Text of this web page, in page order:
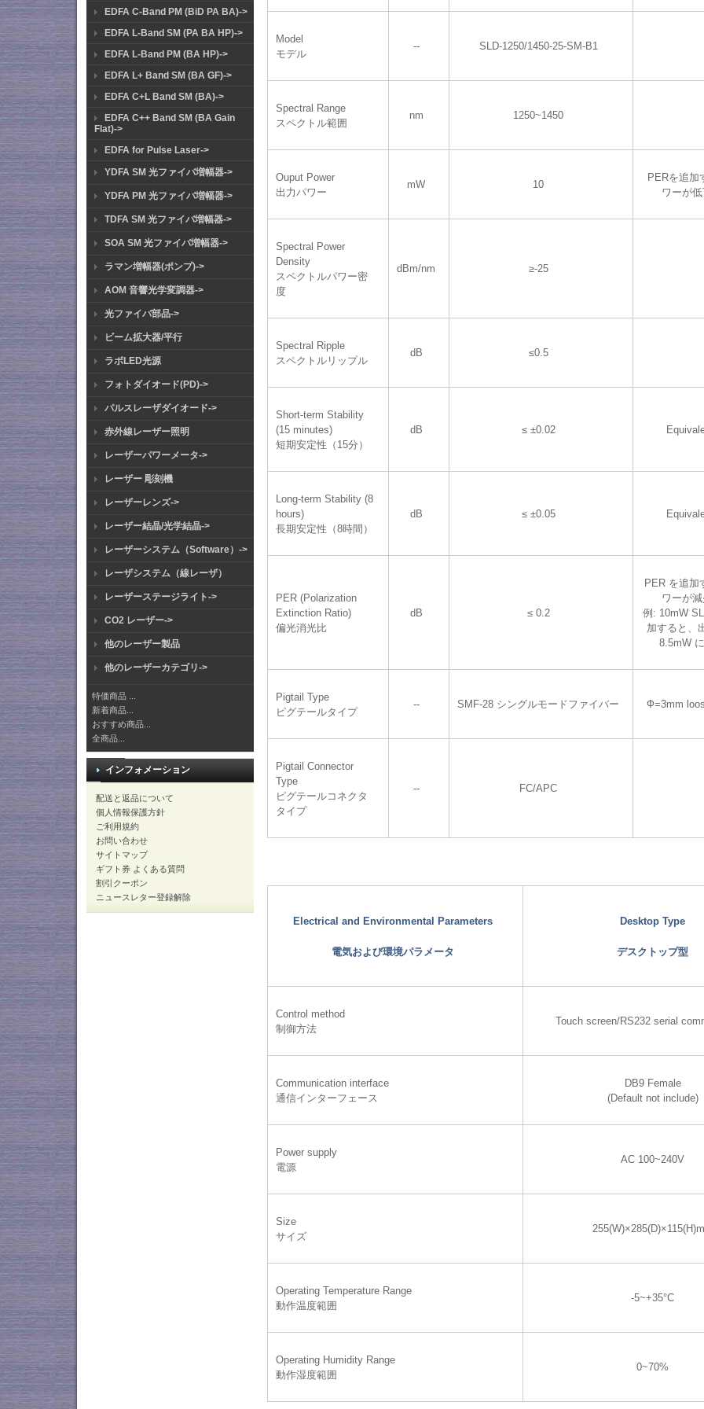
EDFA C-Band PM (BiD PA BA)->
EDFA L-Band SM (PA BA HP)->
EDFA L-Band PM (BA HP)->
EDFA L+ Band SM (BA GF)->
EDFA C+L Band SM (BA)->
EDFA C++ Band SM (BA Gain
Flat)->
EDFA for Pulse Laser->
YDFA SM 光ファイバ増幅器->
YDFA PM 光ファイバ増幅器->
TDFA SM 光ファイバ増幅器->
SOA SM 光ファイバ増幅器->
ラマン増幅器(ポンプ)->
AOM 音響光学変調器->
光ファイバ部品->
ビーム拡大器/平行
ラボLED光源
フォトダイオード(PD)->
パルスレーザダイオード->
赤外線レーザー照明
レーザーパワーメータ->
レーザー 彫刻機
レーザーレンズ->
レーザー結晶/光学結晶->
レーザーシステム（Software）->
レーザシステム（線レーザ）
レーザーステージライト->
CO2 レーザー->
他のレーザー製品
他のレーザーカテゴリ->
特価商品 ...
新着商品...
おすすめ商品...
全商品...
インフォメーション
配送と返品について
個人情報保護方針
ご利用規約
お問い合わせ
サイトマップ
ギフト券 よくある質問
割引クーポン
ニュースレター登録解除
Model
モデル
-- SLD-1250/1450-25-SM-B1
Spectral Range
スペクトル範囲
nm 1250~1450
Ouput Power
出力パワー
mW 10
PERを追加
ワーが
Spectral Power
Density
スペクトルパワー密
度
dBm/nm ≥-25
Spectral Ripple
スペクトルリップル
dB ≤0.5
Short-term Stability
(15 minutes)
短期安定性（15分）
dB ≤ ±0.02
Long-term Stability (8
hours)
長期安定性（8時間）
dB ≤ ±0.05
PER (Polarization
Extinction Ratio)
偏光消光比
dB ≤ 0.2
PER を追加
ワーが
例: 10mW
加すると、
8.5mW
Pigtail Type
ピグテールタイプ
-- SMF-28 シングルモードファイバー Ф=3mm
Pigtail Connector
Type
ピグテールコネクタ
タイプ
-- FC/APC
Electrical and Environmental Parameters
電気および環境パラメータ
Desktop Type
デスクトップ型
Control method
制御方法
Touch screen/RS232 serial
Communication interface
通信インターフェース
DB9 Female
(Default not include)
Power supply
電源
AC 100~240V
Size
サイズ
Operating Temperature Range
動作温度範囲
-5~+35°C
Operating Humidity Range
動作湿度範囲
0~70%